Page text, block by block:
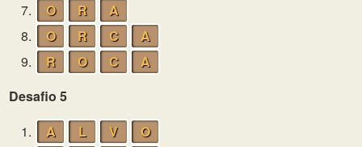
7.
O R
A
8.
O R C
A
9.
R O C
A
Desafio 5
1.
A L V
O